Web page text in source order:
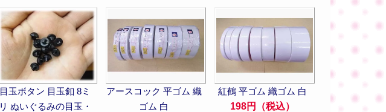
目玉ボタン 目玉釦 8ミ
リ ぬいぐるみの目玉・
アースコック 平ゴム 織
ゴム 白
紅鶴 平ゴム 織ゴム 白
198円（税込）